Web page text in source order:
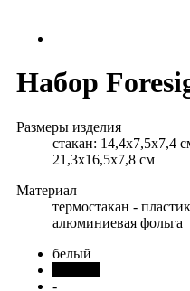
Набор
Размеры изделия
стакан: 14,4x7,5x7,4
21,3х16,5х7,8 см
Материал
термостакан -
алюминиевая фольга
белый
-